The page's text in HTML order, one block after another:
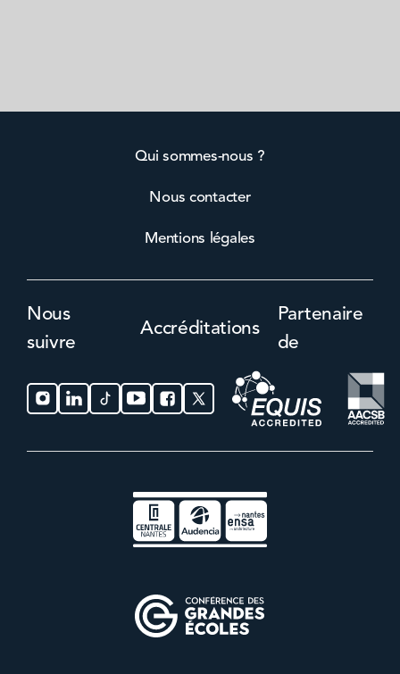
Qui sommes-nous ?
Nous contacter
Mentions légales
Nous
suivre
Accréditations
Partenaire
de